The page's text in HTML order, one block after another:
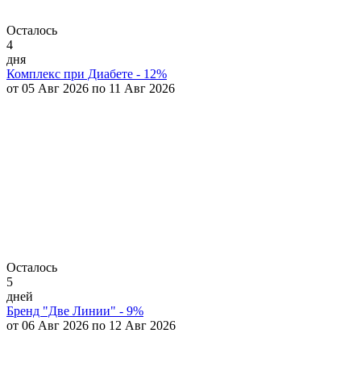
Осталось
4
дня
Комплекс при Диабете - 12%
от 05 Авг 2026 по 11 Авг 2026
Осталось
5
дней
Бренд "Две Линии" - 9%
от 06 Авг 2026 по 12 Авг 2026